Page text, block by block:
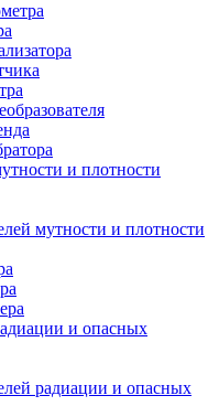
и плотности
мутности и плотности
и опасных
радиации и опасных